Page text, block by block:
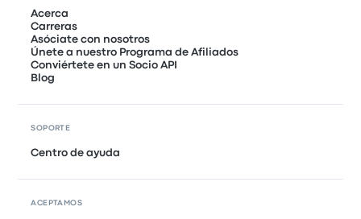
Acerca
Carreras
Asóciate con nosotros
Únete a nuestro Programa de Afiliados
Conviértete en un Socio API
Blog
SOPORTE
Centro de ayuda
ACEPTAMOS